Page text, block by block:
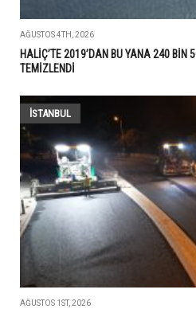
AĞUSTOS 4TH, 2026
HALİÇ’TE 2019’DAN BU YANA 240 BİN
TEMİZLENDİ
İSTANBUL
AĞUSTOS 1ST, 2026